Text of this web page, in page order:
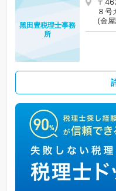
８号
(金
黑田豊税理士事務
所